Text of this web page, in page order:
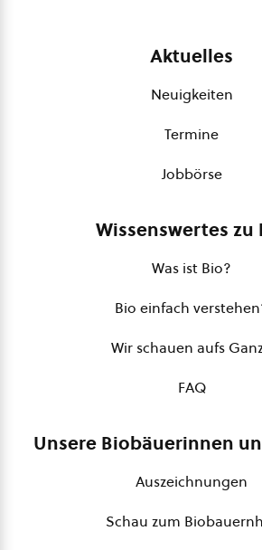
Aktuelles
Neuigkeiten
Termine
Jobbörse
Wissenswertes zu
Was ist Bio?
Bio einfach
Wir schauen aufs
FAQ
Unsere Biobäuerinnen
Auszeichnungen
Schau zum